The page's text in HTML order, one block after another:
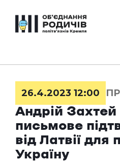
26.4.2023 12:00
Андрій Захтей
письмове
від Латвії для
Україну